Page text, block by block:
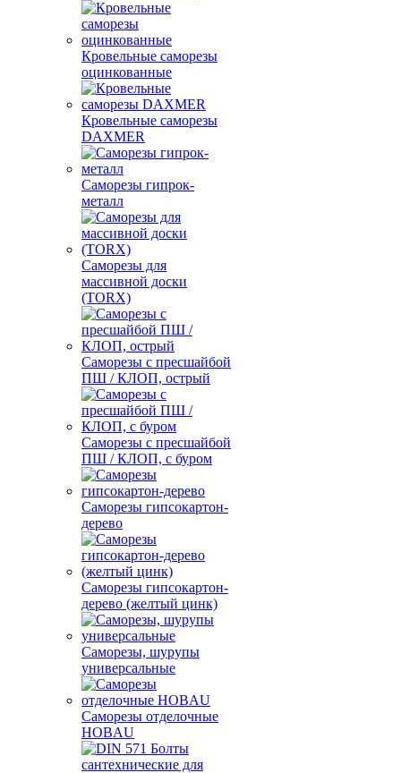
Кровельные саморезы
оцинкованные
Кровельные саморезы
DAXMER
Саморезы гипрок-
металл
Саморезы для
массивной доски
(TORX)
Саморезы с пресшайбой
ПШ / КЛОП, острый
Саморезы с пресшайбой
ПШ / КЛОП, с буром
Саморезы гипсокартон-
дерево
Саморезы гипсокартон-
дерево (желтый цинк)
Саморезы, шурупы
универсальные
Саморезы отделочные
HOBAU